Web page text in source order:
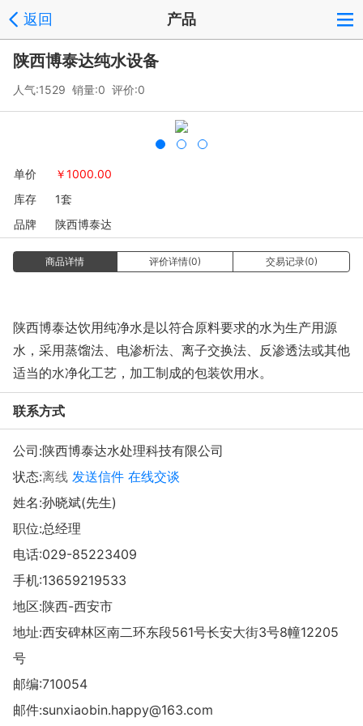
返回 产品
陕西博泰达纯水设备
人气:1529 销量:0 评价:0
单价 ￥1000.00
库存
1套
品牌
陕西博泰达
商品详情 评价详情(0) 交易记录(0)
陕西博泰达饮用纯净水是以符合原料要求的水为生产用源
水，采用蒸馏法、电渗析法、离子交换法、反渗透法或其他
适当的水净化工艺，加工制成的包装饮用水。
联系方式
公司:陕西博泰达水处理科技有限公司
状态:离线 发送信件 在线交谈
姓名:孙晓斌(先生)
职位:总经理
电话:029-85223409
手机:13659219533
地区:陕西-西安市
地址:西安碑林区南二环东段561号长安大街3号8幢12205
号
邮编:710054
邮件:sunxiaobin.happy@163.com